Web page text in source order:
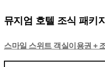
뮤지엄 호텔 조식 패키
스마일 스위트 객실이용권 +